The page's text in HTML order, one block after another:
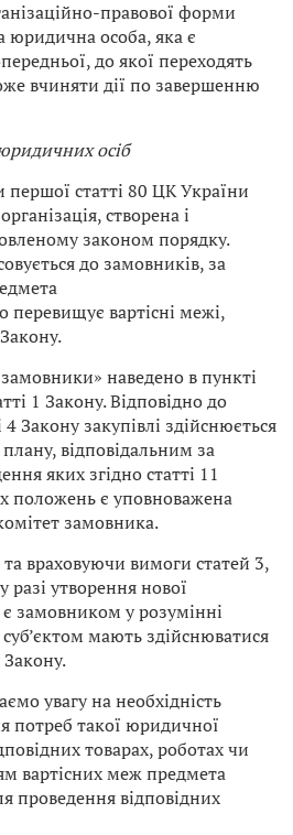
правової форми
особа, яка є
до якої переходять
вчиняти дії по завершенню
осіб
першої статті 80 ЦК України
створена і
законом порядку.
до замовників, за
перевищує вартісні межі,
наведено в пункті
1 Закону. Відповідно до
Закону закупівлі здійснюється
відповідальним за
яких згідно статті 11
положень є уповноважена
замовника.
враховуючи вимоги статей 3,
разі утворення нової
замовником у розумінні
мають здійснюватися
увагу на необхідність
потреб такої юридичної
товарах, роботах чи
вартісних меж предмета
проведення відповідних